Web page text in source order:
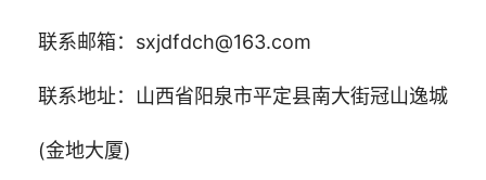
联系邮箱：sxjdfdch@163.com
联系地址：山西省阳泉市平定县南大街冠山逸城
(金地大厦)